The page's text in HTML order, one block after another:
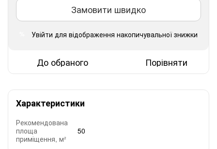
Замовити швидко
Увійти для відображення накопичувальної знижки
До обраного Порівняти
Характеристики
Рекомендована
площа
приміщення, м²
50